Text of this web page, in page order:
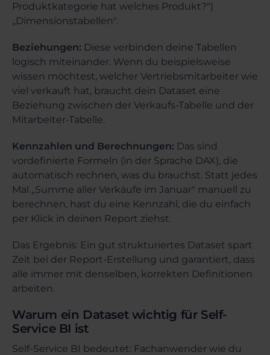
Produktkategorie hat welches Produkt?")
„Dimensionstabellen".
Beziehungen: Diese verbinden deine Tabellen
logisch miteinander. Wenn du beispielsweise
wissen möchtest, welcher Vertriebsmitarbeiter wie
viel verkauft hat, braucht dein Dataset eine
Beziehung zwischen der Verkaufs-Tabelle und der
Mitarbeiter-Tabelle.
Kennzahlen und Berechnungen: Das sind
vordefinierte Formeln (in der Sprache DAX), die
automatisch rechnen, was du brauchst. Statt jedes
Mal „Summe aller Verkäufe im Januar" manuell zu
berechnen, hast du eine Kennzahl, die du einfach
per Klick in deinen Report ziehst.
Das Ergebnis: Ein gut strukturiertes Dataset spart
Zeit bei der Report-Erstellung und garantiert, dass
alle immer mit denselben, korrekten Definitionen
arbeiten.
Warum ein Dataset wichtig für Self-
Service BI ist
Self-Service BI bedeutet: Fachanwender wie du